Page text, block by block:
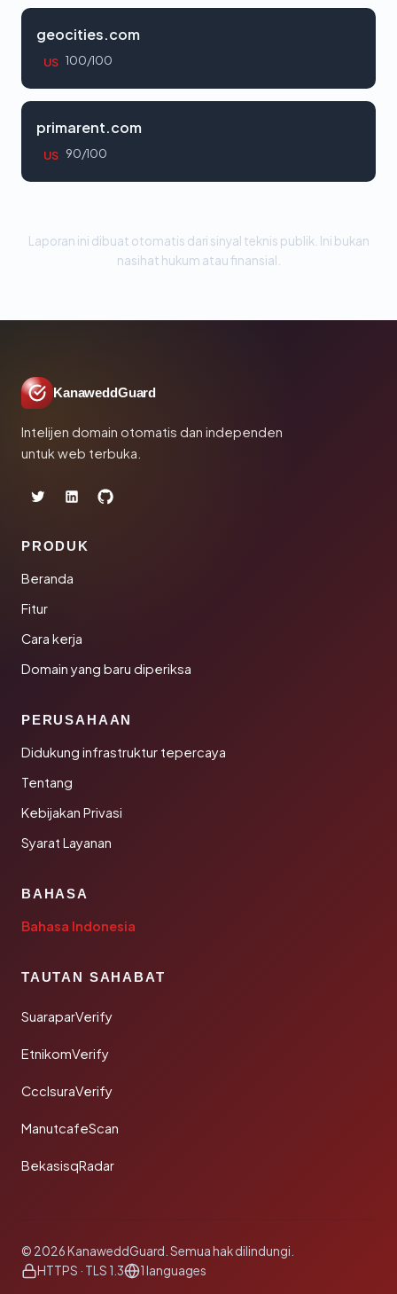
geocities.com
US 100/100
primarent.com
US 90/100
Laporan ini dibuat otomatis dari sinyal teknis publik. Ini bukan
nasihat hukum atau finansial.
KanaweddGuard
Intelijen domain otomatis dan independen
untuk web terbuka.
PRODUK
Beranda
Fitur
Cara kerja
Domain yang baru diperiksa
PERUSAHAAN
Didukung infrastruktur tepercaya
Tentang
Kebijakan Privasi
Syarat Layanan
BAHASA
Bahasa Indonesia
TAUTAN SAHABAT
SuaraparVerify
EtnikomVerify
CcclsuraVerify
ManutcafeScan
BekasisqRadar
© 2026 KanaweddGuard. Semua hak dilindungi.
HTTPS · TLS 1.3
1 languages